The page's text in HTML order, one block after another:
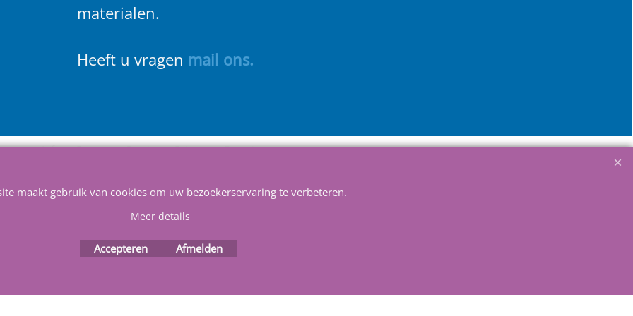
materialen.
Heeft u vragen mail ons.
Info Contact Service Privacy Favorieten
maakt gebruik van cookies om uw bezoekerservaring te verbeteren.
Meer details
Accepteren Afmelden